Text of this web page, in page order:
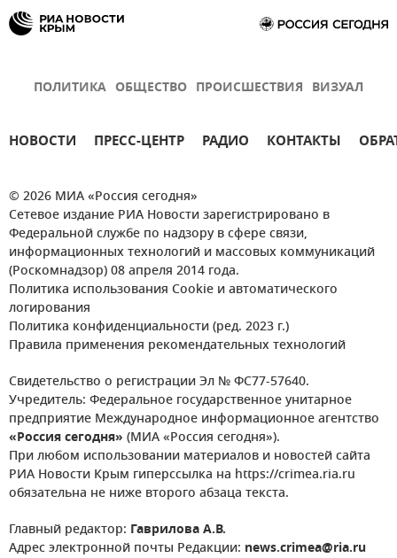
ПОЛИТИКА ОБЩЕСТВО ПРОИСШЕСТВИЯ ВИЗУАЛ
НОВОСТИ ПРЕСС-ЦЕНТР РАДИО КОНТАКТЫ
© 2026 МИА «Россия сегодня»
Сетевое издание РИА Новости зарегистрировано в
Федеральной службе по надзору в сфере связи,
информационных технологий и массовых коммуникаций
(Роскомнадзор) 08 апреля 2014 года.
Политика использования Cookie и автоматического
логирования
Политика конфиденциальности (ред. 2023 г.)
Правила применения рекомендательных технологий
Свидетельство о регистрации Эл № ФС77-57640.
Учредитель: Федеральное государственное унитарное
предприятие Международное информационное агентство
«Россия сегодня» (МИА «Россия сегодня»).
При любом использовании материалов и новостей сайта
РИА Новости Крым гиперссылка на https://crimea.ria.ru
обязательна не ниже второго абзаца текста.
Главный редактор: Гаврилова А.В.
Адрес электронной почты Редакции: news.crimea@ria.ru